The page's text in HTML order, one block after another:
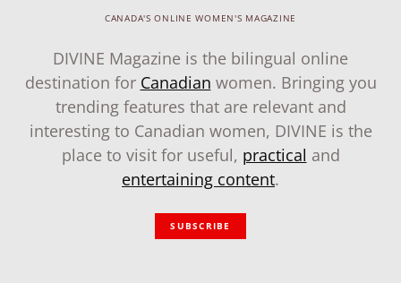
CANADA'S ONLINE WOMEN'S MAGAZINE
DIVINE Magazine is the bilingual online
destination for Canadian women. Bringing you
trending features that are relevant and
interesting to Canadian women, DIVINE is the
place to visit for useful, practical and
entertaining content.
SUBSCRIBE